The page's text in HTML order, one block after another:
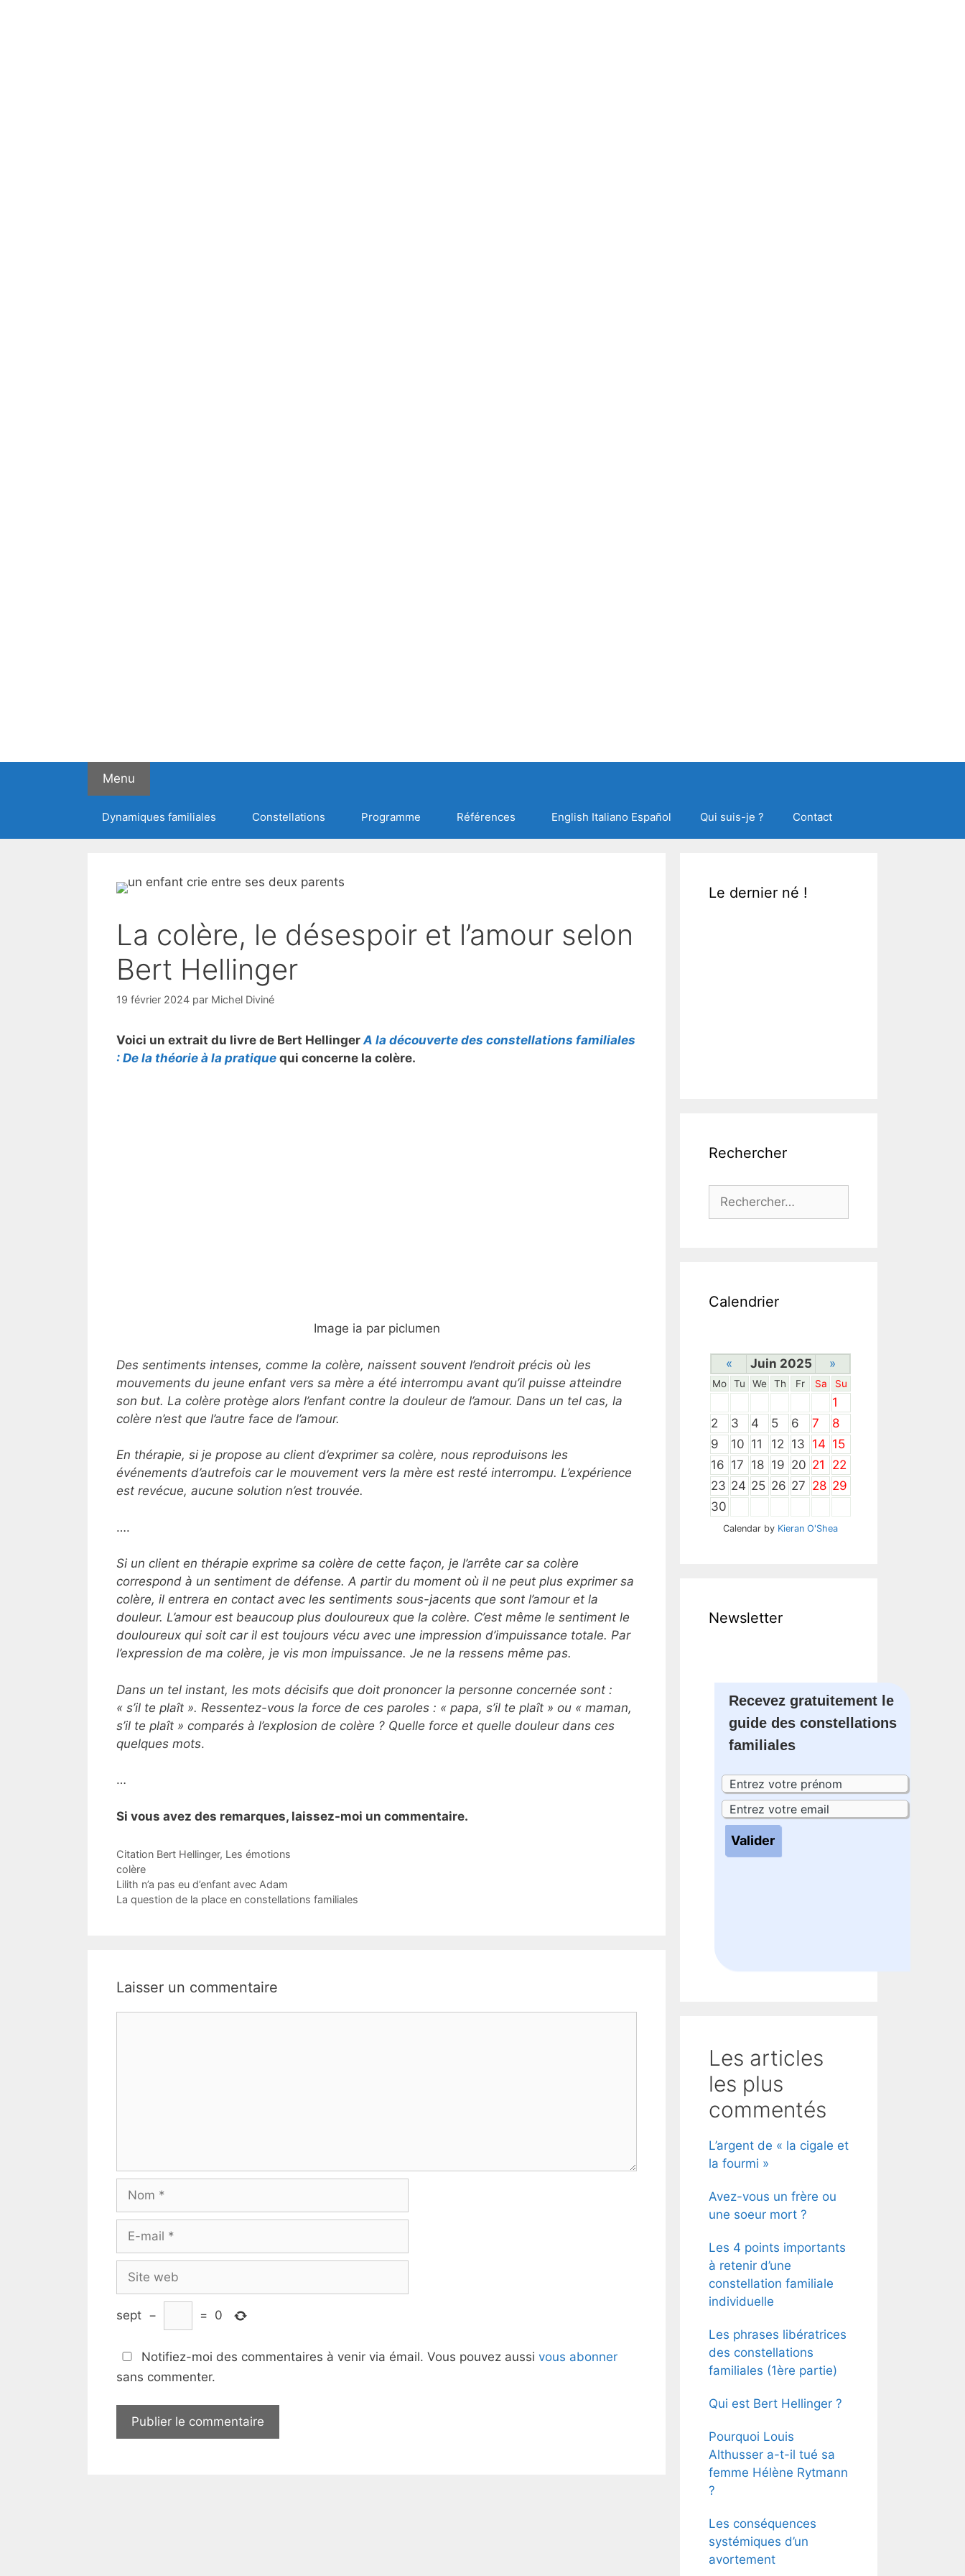
Menu
Dynamiques familiales Constellations Programme Références English Italiano Español Qui suis-je ? Contact
La colère, le désespoir et l’amour selon
Bert Hellinger
19 février 2024 par Michel Diviné
Voici un extrait du livre de Bert HellingerA la découverte des constellations familiales
: De la théorie à la pratique qui concerne la colère.
Image ia par piclumen
Des sentiments intenses, comme la colère, naissent souvent l’endroit précis où les
mouvements du jeune enfant vers sa mère a été interrompu avant qu’il puisse atteindre
son but. La colère protège alors l’enfant contre la douleur de l’amour. Dans un tel cas, la
colère n’est que l’autre face de l’amour.
En thérapie, si je propose au client d’exprimer sa colère, nous reproduisons les
événements d’autrefois car le mouvement vers la mère est resté interrompu. L’expérience
est revécue, aucune solution n’est trouvée.
….
Si un client en thérapie exprime sa colère de cette façon, je l’arrête car sa colère
correspond à un sentiment de défense. A partir du moment où il ne peut plus exprimer sa
colère, il entrera en contact avec les sentiments sous-jacents que sont l’amour et la
douleur. L’amour est beaucoup plus douloureux que la colère. C’est même le sentiment le
douloureux qui soit car il est toujours vécu avec une impression d’impuissance totale. Par
l’expression de ma colère, je vis mon impuissance. Je ne la ressens même pas.
Dans un tel instant, les mots décisifs que doit prononcer la personne concernée sont :
« s’il te plaît ». Ressentez-vous la force de ces paroles : « papa, s’il te plaît » ou « maman,
s’il te plaît » comparés à l’explosion de colère ? Quelle force et quelle douleur dans ces
quelques mots.
…
Si vous avez des remarques, laissez-moi un commentaire.
Catégories
Citation Bert Hellinger, Les émotions
Étiquettes
colère
Lilith n’a pas eu d’enfant avec Adam
La question de la place en constellations familiales
Laisser un commentaire
mail
web
sept − = 0
Notifiez-moi des commentaires à venir via émail. Vous pouvez aussi vous abonner
sans commenter.
Le dernier né !
Rechercher
Rechercher :
Calendrier
« Juin 2025 »
Mo Tu We Th Fr Sa Su
1
2
3 4 5 6 7
8
9
10 11 12 13 14 15
16 17 18 19 20 21
22
23 24 25 26 27 28 29
30
Calendar by Kieran O'Shea
Newsletter
Recevez gratuitement le
guide des constellations
familiales
Les articles
les plus
commentés
L’argent de « la cigale et
la fourmi »
Avez-vous un frère ou
une soeur mort ?
Les 4 points importants
à retenir d’une
constellation familiale
individuelle
Les phrases libératrices
des constellations
familiales (1ère partie)
Qui est Bert Hellinger ?
Pourquoi Louis
Althusser a-t-il tué sa
femme Hélène Rytmann
?
Les conséquences
systémiques d’un
avortement